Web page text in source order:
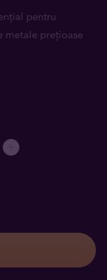
pentru
metale prețioase